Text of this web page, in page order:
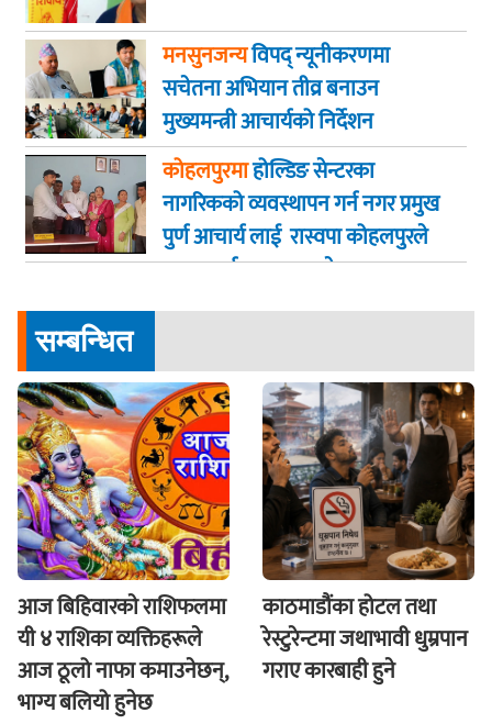
मनसुनजन्यविपद् न्यूनीकरणमा
सचेतना अभियान तीव्र बनाउन
मुख्यमन्त्री आचार्यको निर्देशन
कोहलपुरमाहोल्डिङ सेन्टरका
नागरिकको व्यवस्थापन गर्न नगर प्रमुख
पुर्ण आचार्य लाई रास्वपा कोहलपुरले
ध्यानाकर्षण पत्र बुझायाे
सम्बन्धित
आज बिहिवारकाे राशिफलमा
यी ४ राशिका व्यक्तिहरूले
आज ठूलो नाफा कमाउनेछन्,
भाग्य बलियो हुनेछ
काठमाडौंका होटल तथा
रेस्टुरेन्टमा जथाभावी धुम्रपान
गराए कारबाही हुने